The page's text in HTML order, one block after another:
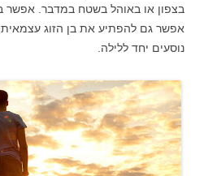
בצפון או באוהל בשטח במדבר. אפשר
אפשר גם להפתיע את בן הזוג עצמאית,
נוסעים יחד ללילה.